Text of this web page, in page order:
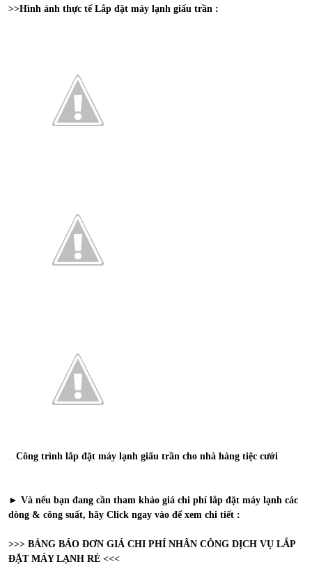
>>Hình ảnh thực tế Lắp đặt máy lạnh giấu trần :
Công trình lắp đặt máy lạnh giấu trần cho nhà hàng tiệc cưới
► Và nếu bạn đang cần tham khảo giá chi phí lắp đặt máy lạnh các
dòng & công suất, hãy Click ngay vào để xem chi tiết :
>>> BẢNG BÁO ĐƠN GIÁ CHI PHÍ NHÂN CÔNG DỊCH VỤ LẮP
ĐẶT MÁY LẠNH RẺ <<<